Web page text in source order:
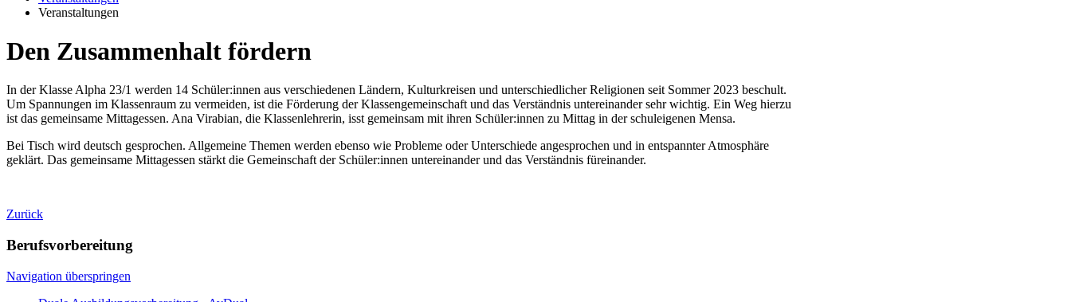
Veranstaltungen
Den Zusammenhalt fördern
In der Klasse Alpha 23/1 werden 14 Schüler:innen aus verschiedenen Ländern, Kulturkreisen und unterschiedlicher Religionen seit Sommer 2023 beschult.
Um Spannungen im Klassenraum zu vermeiden, ist die Förderung der Klassengemeinschaft und das Verständnis untereinander sehr wichtig. Ein Weg hierzu
ist das gemeinsame Mittagessen. Ana Virabian, die Klassenlehrerin, isst gemeinsam mit ihren Schüler:innen zu Mittag in der schuleigenen Mensa.
Bei Tisch wird deutsch gesprochen. Allgemeine Themen werden ebenso wie Probleme oder Unterschiede angesprochen und in entspannter Atmosphäre
geklärt. Das gemeinsame Mittagessen stärkt die Gemeinschaft der Schüler:innen untereinander und das Verständnis füreinander.
Zurück
Berufsvorbereitung
Navigation überspringen